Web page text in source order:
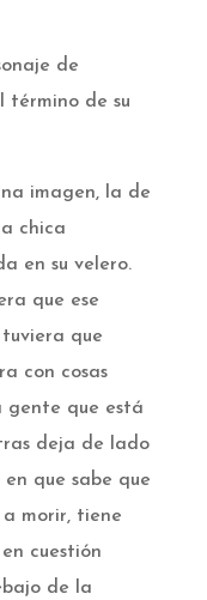
de
término de su
imagen, la de
chica
en su velero.
que ese
que
con cosas
gente que está
deja de lado
que sabe que
morir, tiene
cuestión
de la